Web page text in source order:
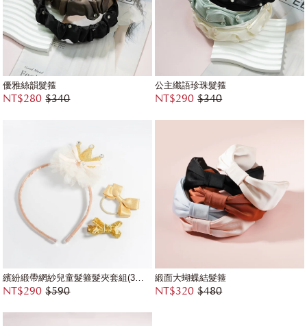
優雅絲韻髮箍
NT$280 $340
公主纖語珍珠髮箍
NT$290 $340
NT$290 $590
緞面大蝴蝶結髮箍
NT$320 $480